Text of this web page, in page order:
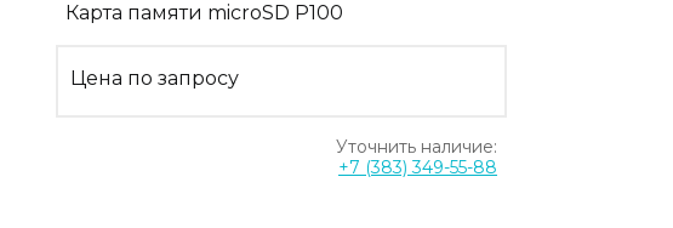
Карта памяти microSD P100
Цена по запросу
Уточнить наличие:
+7 (383) 349-55-88